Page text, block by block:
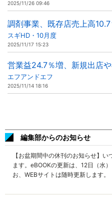
2025/11/26 09:46
調剤事業、既存店売上高
スギHD・10月度
2025/11/17 15:23
営業益24.7％増、新規出店
エフアンドエフ
2025/11/14 18:16
編集部からのお知らせ
【お盆期間中の休刊のお知らせ】
ます。eBOOKの更新は、12日（水
お、WEBサイトは随時更新します。